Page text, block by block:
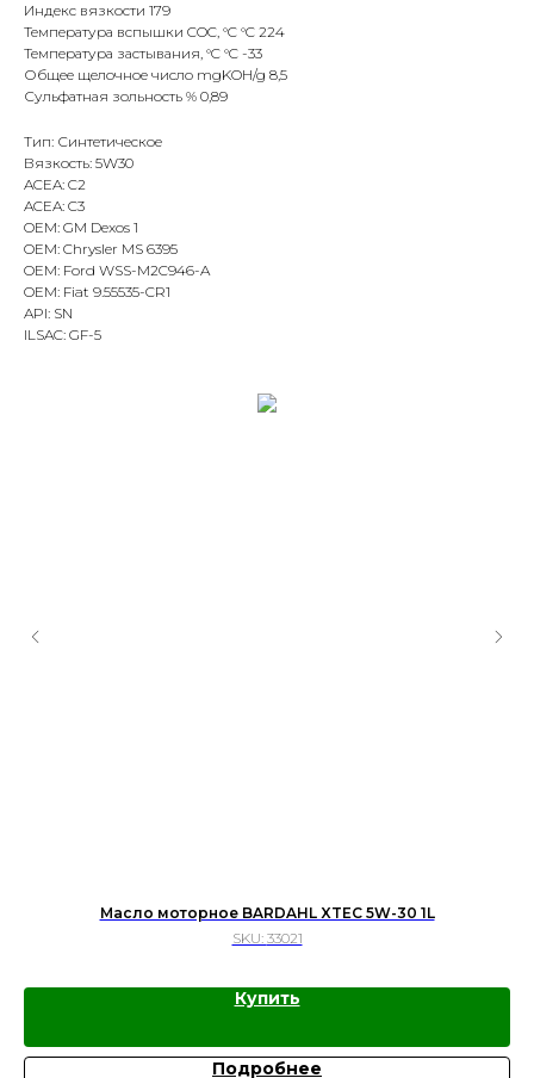
Индекс вязкости 179
Температура вспышки COC, °C °C 224
Температура застывания, °C °C -33
Общее щелочное число mgKOH/g 8,5
Сульфатная зольность % 0,89
Тип: Синтетическое
Вязкость: 5W30
ACEA: C2
ACEA: C3
OEM: GM Dexos 1
OEM: Chrysler MS 6395
OEM: Ford WSS-M2C946-A
OEM: Fiat 9.55535-CR1
API: SN
ILSAC: GF-5
Масло моторное BARDAHL XTEC 5W-30 1L
SKU: 33021
Купить
Подробнее